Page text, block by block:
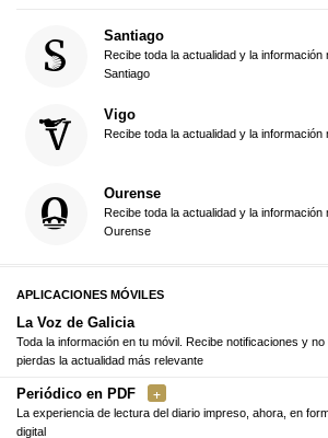
Santiago
Recibe toda la actualidad y la información
Santiago
Vigo
Recibe toda la actualidad y la información
Ourense
Recibe toda la actualidad y la información
Ourense
APLICACIONES MÓVILES
La Voz de Galicia
Toda la información en tu móvil. Recibe notificaciones y no
pierdas la actualidad más relevante
Periódico en PDF
La experiencia de lectura del diario impreso, ahora, en
digital